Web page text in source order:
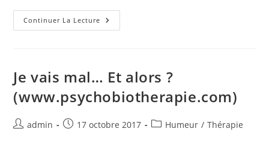
Continuer La Lecture L’hypnose,
Concrètement
Je vais mal… Et alors ?
(www.psychobiotherapie.com)
Auteur/autrice
admin
Publication
17 octobre 2017
PostHumeur / Thérapie